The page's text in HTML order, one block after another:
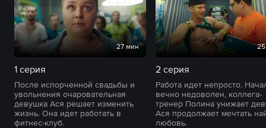
27 мин
1 серия
После испорченной свадьбы и
увольнения очаровательная
девушка Ася решает изменить
жизнь. Она идет работать в
фитнес-клуб.
2 серия
Работа идет непросто.
вечно недоволен, коллега-
тренер Полина унижает
Ася продолжает мечтать
любовь.